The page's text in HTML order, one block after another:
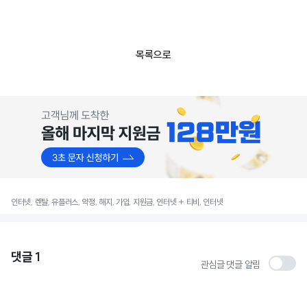
목록으로
인터넷, 렌탈, 유플러스, 약정, 해지, 가입, 지원금, 인터넷 + 티비, 인터넷
댓글 1 관심글 댓글 알림